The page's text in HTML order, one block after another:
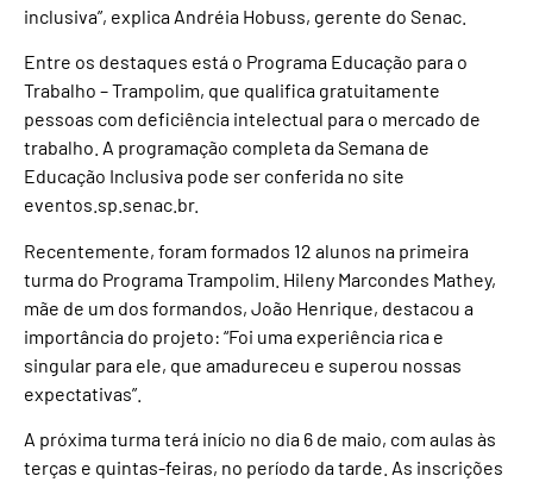
inclusiva”, explica Andréia Hobuss, gerente do Senac.
Entre os destaques está o Programa Educação para o
Trabalho – Trampolim, que qualifica gratuitamente
pessoas com deficiência intelectual para o mercado de
trabalho. A programação completa da Semana de
Educação Inclusiva pode ser conferida no site
eventos.sp.senac.br.
Recentemente, foram formados 12 alunos na primeira
turma do Programa Trampolim. Hileny Marcondes Mathey,
mãe de um dos formandos, João Henrique, destacou a
importância do projeto: “Foi uma experiência rica e
singular para ele, que amadureceu e superou nossas
expectativas”.
A próxima turma terá início no dia 6 de maio, com aulas às
terças e quintas-feiras, no período da tarde. As inscrições